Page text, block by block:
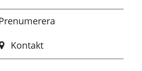
Kontakt